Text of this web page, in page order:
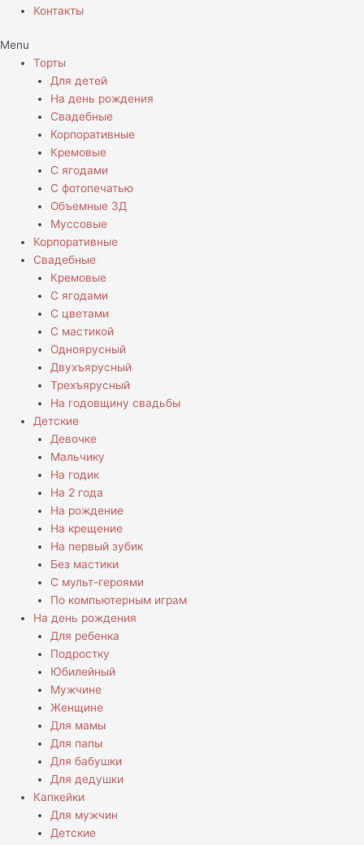
Контакты
Menu
Торты
Для детей
На день рождения
Свадебные
Корпоративные
Кремовые
С ягодами
С фотопечатью
Объемные 3Д
Муссовые
Корпоративные
Свадебные
Кремовые
С ягодами
С цветами
С мастикой
Одноярусный
Двухъярусный
Трехъярусный
На годовщину свадьбы
Детские
Девочке
Мальчику
На годик
На 2 года
На рождение
На крещение
На первый зубик
Без мастики
С мульт-героями
По компьютерным играм
На день рождения
Для ребенка
Подростку
Юбилейный
Мужчине
Женщине
Для мамы
Для папы
Для бабушки
Для дедушки
Капкейки
Для мужчин
Детские